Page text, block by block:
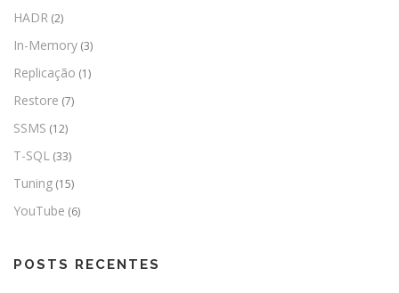
HADR (2)
In-Memory (3)
Replicação (1)
Restore (7)
SSMS (12)
T-SQL (33)
Tuning (15)
YouTube (6)
POSTS RECENTES